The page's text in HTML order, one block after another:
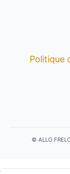
Politique
© ALLO